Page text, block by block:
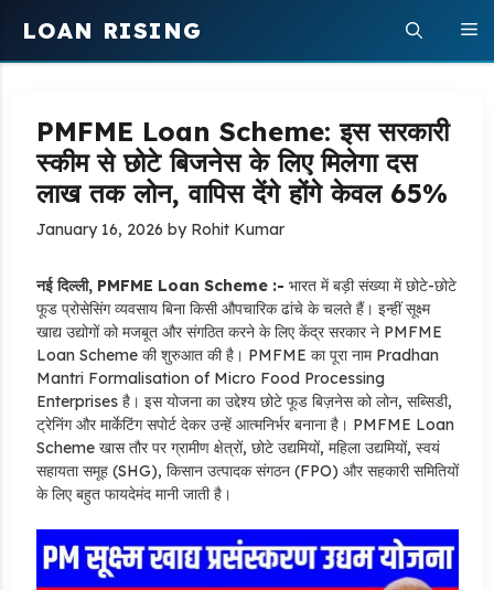
content
LOAN RISING
PMFME Loan Scheme: इस सरकारी
स्कीम से छोटे बिजनेस के लिए मिलेगा दस
लाख तक लोन, वापिस देंगे होंगे केवल 65%
January 16, 2026 by Rohit Kumar
नई दिल्ली, PMFME Loan Scheme :- भारत में बड़ी संख्या में छोटे-छोटे
फूड प्रोसेसिंग व्यवसाय बिना किसी औपचारिक ढांचे के चलते हैं। इन्हीं सूक्ष्म
खाद्य उद्योगों को मजबूत और संगठित करने के लिए केंद्र सरकार ने PMFME
Loan Scheme की शुरुआत की है। PMFME का पूरा नाम Pradhan
Mantri Formalisation of Micro Food Processing
Enterprises है। इस योजना का उद्देश्य छोटे फूड बिज़नेस को लोन, सब्सिडी,
ट्रेनिंग और मार्केटिंग सपोर्ट देकर उन्हें आत्मनिर्भर बनाना है। PMFME Loan
Scheme खास तौर पर ग्रामीण क्षेत्रों, छोटे उद्यमियों, महिला उद्यमियों, स्वयं
सहायता समूह (SHG), किसान उत्पादक संगठन (FPO) और सहकारी समितियों
के लिए बहुत फायदेमंद मानी जाती है।